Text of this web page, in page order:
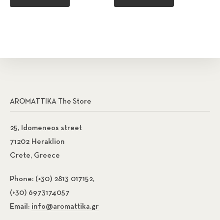
AROMATTIKA The Store
25, Idomeneos street
71202 Heraklion
Crete, Greece
Phone: (+30) 2813 017152,
(+30) 6973174057
Email: info@aromattika.gr